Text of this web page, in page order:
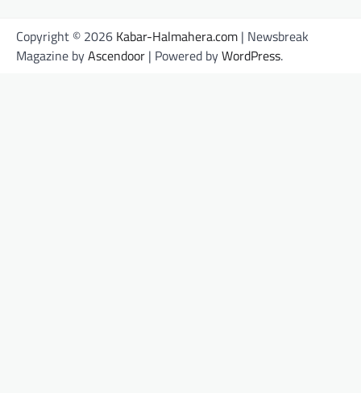
Copyright © 2026 Kabar-Halmahera.com | Newsbreak
Magazine byAscendoor | Powered byWordPress.